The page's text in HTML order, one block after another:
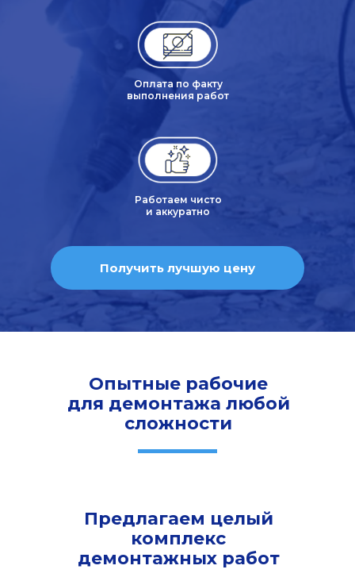
Получить лучшую цену
Оплата по факту
выполнения работ
Работаем чисто
и аккуратно
Опытные рабочие
для демонтажа любой
сложности
Предлагаем целый
комплекс
демонтажных работ